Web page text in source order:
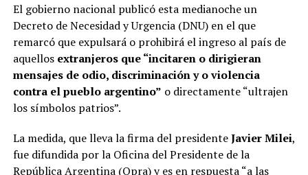
El gobierno nacional publicó esta medianoche un
Decreto de Necesidad y Urgencia (DNU) en el que
remarcó que expulsará o prohibirá el ingreso al país de
aquellos extranjeros que “incitaren o dirigieran
mensajes de odio, discriminación y o violencia
contra el pueblo argentino” o directamente “ultrajen
los símbolos patrios”.
La medida, que lleva la firma del presidenteJavier Milei,
fue difundida por la Oficina del Presidente de la
República Argentina (Opra) y es en respuesta “a las